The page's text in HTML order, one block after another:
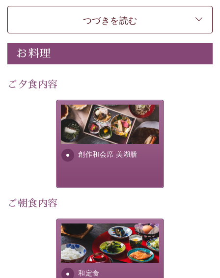
女性同士の癒しの旅を愉しみたいならこちら。
-----------【安心への取り組み】----------
個室料亭、貸切風呂のご利用が可能な上、 安心安全にご
滞在いただけるよう
30項目以上からなる独自の衛生・消毒プログラムの基、
---------------------------------------------
■内容&特典■
40分無料
1人1,000円分の館内利用券（お飲み物やお土産などに
「千人風呂」で有名な 片倉館のご入浴券
クレンジング、化粧水、乳液
・諏訪大社4社を巡る無料参拝バス（事前予約制）
・館内着をご用意
・環境に配慮したアメニティをご用意
・館内フリーWi-Fi
・チェックイン15時、チェックアウト10時
つづきを読む
お料理
ご夕食内容
創作和会席 美湖膳
美湖膳とは諏訪の地で特別を
提供する為に料理長・神原 裕
明が考え出した創作和会席で
す。美しい諏訪湖の幸...
ご朝食内容
和定食
さっぱりとした和食膳に使わ
れる食材は、諏訪の名産品を
ふんだんに取り入れ、安心・
安全を心掛けた長野県産...